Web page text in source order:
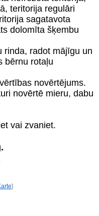
teritorija regulāri
sagatavota
dolomīta šķembu
rinda, radot mājīgu un
bērnu rotaļu
novērtējums.
novērtē mieru, dabu
vai zvaniet.
]